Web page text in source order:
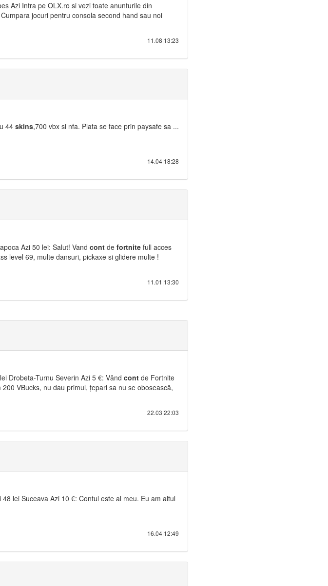
Azi Intra pe OLX.ro si vezi toate anunturile din
jocuri pentru consola second hand sau noi
11.08|13:23
44 skins,700 vbx si nfa. Plata se face prin paysafe sa ...
14.04|18:28
Azi 50 lei: Salut! Vand cont de fortnite full acces
level 69, multe dansuri, pickaxe si glidere multe !
11.01|13:30
Drobeta-Turnu Severin Azi 5 €: Vând cont de Fortnite
VBucks, nu dau primul, țepari sa nu se obosească,
22.03|22:03
lei Suceava Azi 10 €: Contul este al meu. Eu am altul
16.04|12:49